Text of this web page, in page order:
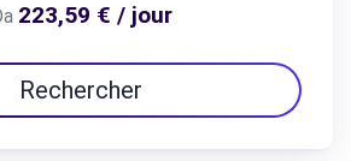
223,59 € / jour
Rechercher